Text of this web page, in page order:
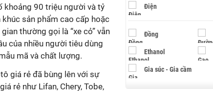
khoảng 90 triệu người và tỷ
sản phẩm cao cấp hoặc
thường gọi là “xe cỏ” vẫn
của nhiều người tiêu dùng
mã và chất lượng.
giá rẻ đã bùng lên với sự
rẻ như Lifan, Chery, Tobe,
Điện
Đồng
Ethanol
Gia súc - Gia cầm